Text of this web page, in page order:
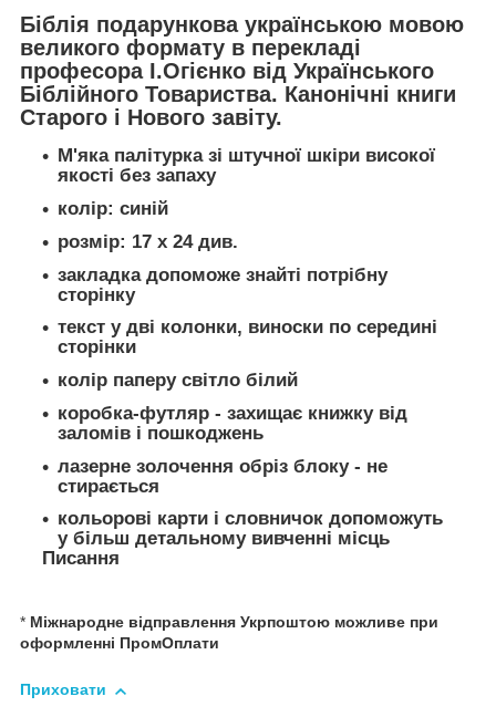
Біблія подарункова українською мовою
великого формату в перекладі
професора І.Огієнко від Українського
Біблійного Товариства. Канонічні книги
Старого і Нового завіту.
М'яка палітурка зі штучної шкіри високої
якості без запаху
колір: синій
розмір: 17 х 24 див.
закладка допоможе знайті потрібну
сторінку
текст у дві колонки, виноски по середині
сторінки
колір паперу світло білий
коробка-футляр - захищає книжку від
заломів і пошкоджень
лазерне золочення обріз блоку - не
стирається
кольорові карти і словничок допоможуть
у більш детальному вивченні місць
Писання
* Міжнародне відправлення Укрпоштою можливе при
оформленні ПромОплати
Приховати